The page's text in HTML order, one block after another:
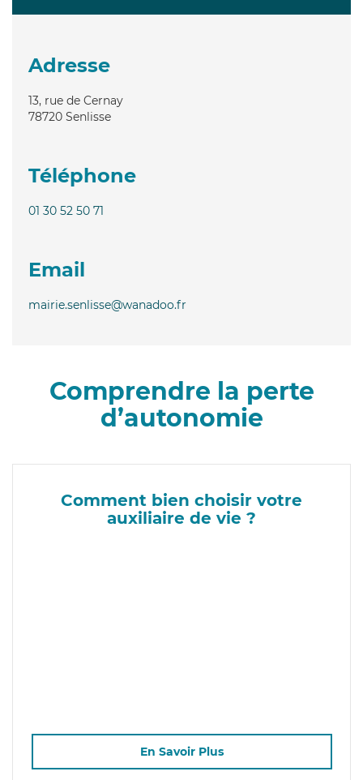
Adresse
13, rue de Cernay
78720 Senlisse
Téléphone
01 30 52 50 71
Email
mairie.senlisse@wanadoo.fr
Comprendre la perte
d’autonomie
Comment bien choisir votre
auxiliaire de vie ?
En Savoir Plus